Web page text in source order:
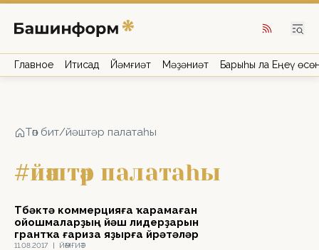
Главное Иҡтисад Йәмғиәт Мәҙәниәт Барыһы ла Еңеү
Төп бит/йәштәр палатаһы
#йәштәр палатаһы
11.08.2017 | ЙӘМҒИӘТ
Төбәктә коммерцияға ҡарамаған
ойошмаларҙың йәш лидерҙарын
грантҡа ғариза яҙырға өйрәтәләр